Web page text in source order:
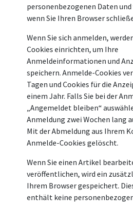
personenbezogenen Daten
wenn Sie Ihren Browser
Wenn Sie sich anmelden,
Cookies einrichten, um Ihre
Anmeldeinformationen und
speichern. Anmelde-Cookies
Tagen und Cookies für die
einem Jahr. Falls Sie bei der
„Angemeldet bleiben“
Anmeldung zwei Wochen lang
Mit der Abmeldung aus Ihrem
Anmelde-Cookies gelöscht.
Wenn Sie einen Artikel
veröffentlichen, wird ein
Ihrem Browser gespeichert.
enthält keine